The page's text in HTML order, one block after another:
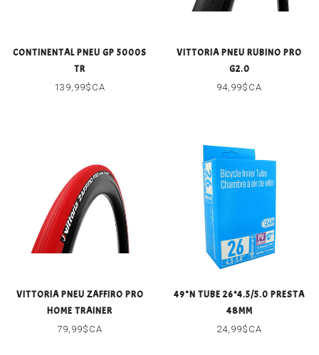
CONTINENTAL PNEU GP 5000S
TR
139,99$CA
VITTORIA PNEU RUBINO PRO
G2.0
94,99$CA
VITTORIA PNEU ZAFFIRO PRO
HOME TRAINER
79,99$CA
49°N TUBE 26*4.5/5.0 PRESTA
48MM
24,99$CA